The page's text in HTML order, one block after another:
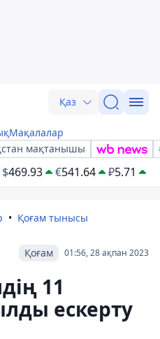
Қаз
Мақалалар
мақтанышы
$469.93 €541.64 ₽5.71
Қоғам тынысы
01:56, 28 ақпан 2023
Қоғам
11
ескерту